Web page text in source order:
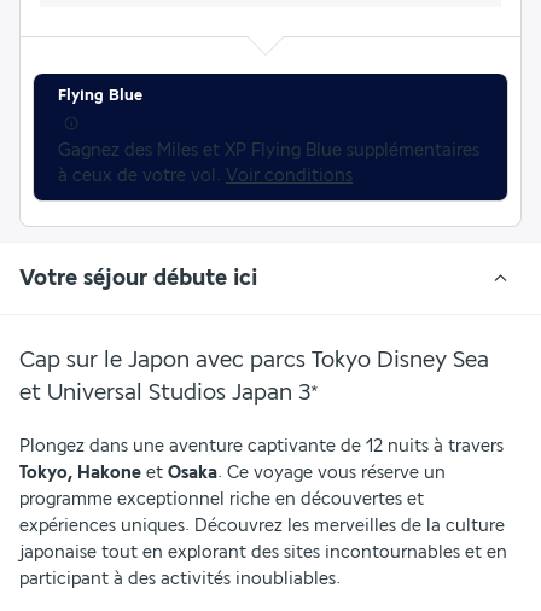
Flying Blue
Gagnez des Miles et XP Flying Blue supplémentaires
à ceux de votre vol. Voir conditions
Votre séjour débute ici
Cap sur le Japon avec parcs Tokyo Disney Sea
et Universal Studios Japan 3*
Tokyo, Hakone et Osaka. Ce voyage vous réserve un
programme exceptionnel riche en découvertes et
expériences uniques. Découvrez les merveilles de la culture
japonaise tout en explorant des sites incontournables et en
participant à des activités inoubliables.